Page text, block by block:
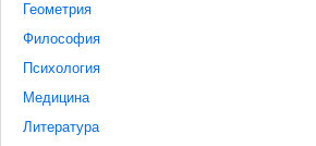
Геометрия
Философия
Психология
Медицина
Литература